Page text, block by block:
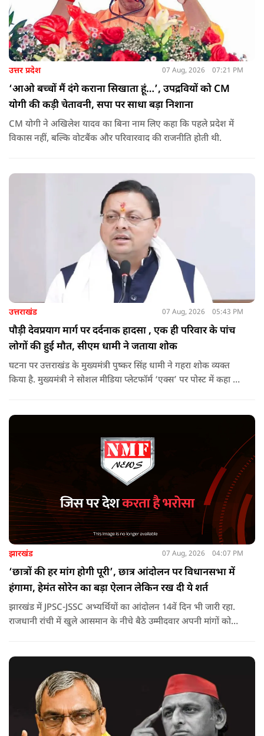
उत्तर प्रदेश 07 Aug, 2026 07:21 PM
‘आओ बच्चों मैं दंगे कराना सिखाता हूं…’, उपद्रवियों को CM
योगी की कड़ी चेतावनी, सपा पर साधा बड़ा निशाना
CM योगी ने अखिलेश यादव का बिना नाम लिए कहा कि पहले प्रदेश में
विकास नहीं, बल्कि वोटबैंक और परिवारवाद की राजनीति होती थी.
उत्तराखंड 07 Aug, 2026 05:43 PM
पौड़ी देवप्रयाग मार्ग पर दर्दनाक हादसा , एक ही परिवार के पांच
लोगों की हुई मौत, सीएम धामी ने जताया शोक
घटना पर उत्तराखंड के मुख्यमंत्री पुष्कर सिंह धामी ने गहरा शोक व्यक्त
किया है. मुख्यमंत्री ने सोशल मीडिया प्लेटफॉर्म ‘एक्स’ पर पोस्ट में कहा कि
उपचार तथा गंभीर रूप से घायलों को आवश्यकता पड़ने पर एयरलिफ्ट कर
उच्च चिकित्सा केंद्रों में रेफर करने के निर्देश दिए हैं.
झारखंड 07 Aug, 2026 04:07 PM
‘छात्रों की हर मांग होगी पूरी’, छात्र आंदोलन पर विधानसभा में
हंगामा, हेमंत सोरेन का बड़ा ऐलान लेकिन रख दी ये शर्त
झारखंड में JPSC-JSSC अभ्यर्थियों का आंदोलन 14वें दिन भी जारी रहा.
राजधानी रांची में खुले आसमान के नीचे बैठे उम्मीदवार अपनी मांगों को